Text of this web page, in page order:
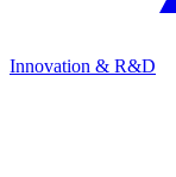
Innovation & R&D